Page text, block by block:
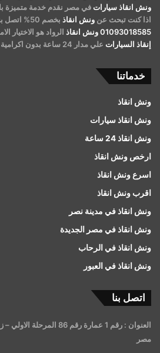
ونش انقاذ سيارات في مصر نقدم خدمة متميزة
اذا كنت تبحث عن ونش انقاذ بخصم 50% اتصل بنا الان علي
01093018585ونش انقاذ الرواد هو الاختيار
إنقاذ السيارات علي مدار 24 ساعة بدون اكرامية او رسوم اضافية.
خدماتنا
ونش انقاذ
ونش انقاذ سيارات
ونش انقاذ 24 ساعة
ارخص ونش انقاذ
اسرع ونش انقاذ
اقرب ونش انقاذ
ونش انقاذ في مدينة نصر
ونش انقاذ في مصر الجديدة
ونش انقاذ في الرحاب
ونش انقاذ في العبور
اتصل بنا
العنوان : رقم 1 عمارة رقم 86
مصر